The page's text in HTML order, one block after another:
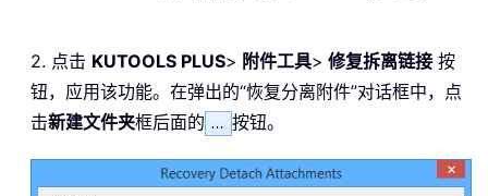
2. 点击 KUTOOLS PLUS> 附件工具> 修复拆离链接 按
钮，应用该功能。在弹出的“恢复分离附件”对话框中，点
击新建文件夹框后面的 按钮。